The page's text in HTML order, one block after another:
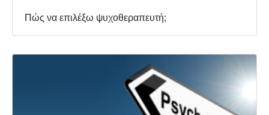
Πώς να επιλέξω ψυχοθεραπευτή;